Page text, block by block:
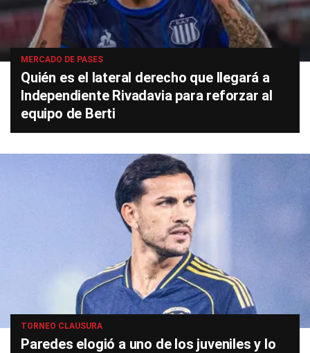
MERCADO DE PASES
Quién es el lateral derecho que llegará a
Independiente Rivadavia para reforzar al
equipo de Berti
TORNEO CLAUSURA
Paredes elogió a uno de los juveniles y lo